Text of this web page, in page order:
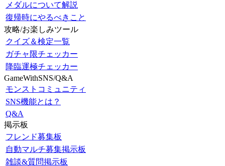
メダルについて解説
復帰時にやるべきこと
攻略/お楽しみツール
クイズ＆検定一覧
ガチャ限チェッカー
降臨運極チェッカー
GameWithSNS/Q&A
モンストコミュニティ
SNS機能とは？
Q&A
掲示板
フレンド募集板
自動マルチ募集掲示板
雑談&質問掲示板